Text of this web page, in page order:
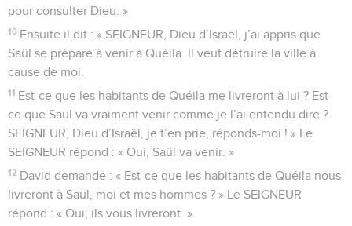
pour consulter Dieu. »
10 Ensuite il dit : « SEIGNEUR, Dieu d’Israël, j’ai appris que
Saül se prépare à venir à Quéila. Il veut détruire la ville à
cause de moi.
11 Est-ce que les habitants de Quéila me livreront à lui ? Est-
ce que Saül va vraiment venir comme je l’ai entendu dire ?
SEIGNEUR, Dieu d’Israël, je t’en prie, réponds-moi ! » Le
SEIGNEUR répond : « Oui, Saül va venir. »
12 David demande : « Est-ce que les habitants de Quéila nous
livreront à Saül, moi et mes hommes ? » Le SEIGNEUR
répond : « Oui, ils vous livreront. »